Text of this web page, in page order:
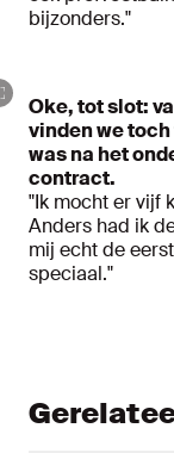
bijzonders."
Oke, tot slot:
vinden we
was na het
contract.
"Ik mocht er vijf
Anders had ik
mij echt de
speciaal."